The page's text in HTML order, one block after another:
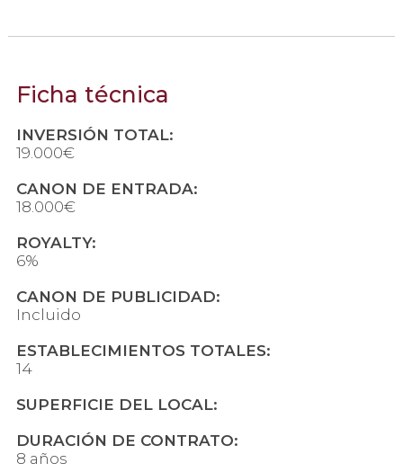
Ficha técnica
INVERSIÓN TOTAL:
19.000€
CANON DE ENTRADA:
18.000€
ROYALTY:
6%
CANON DE PUBLICIDAD:
Incluido
ESTABLECIMIENTOS TOTALES:
14
SUPERFICIE DEL LOCAL:
DURACIÓN DE CONTRATO:
8 años